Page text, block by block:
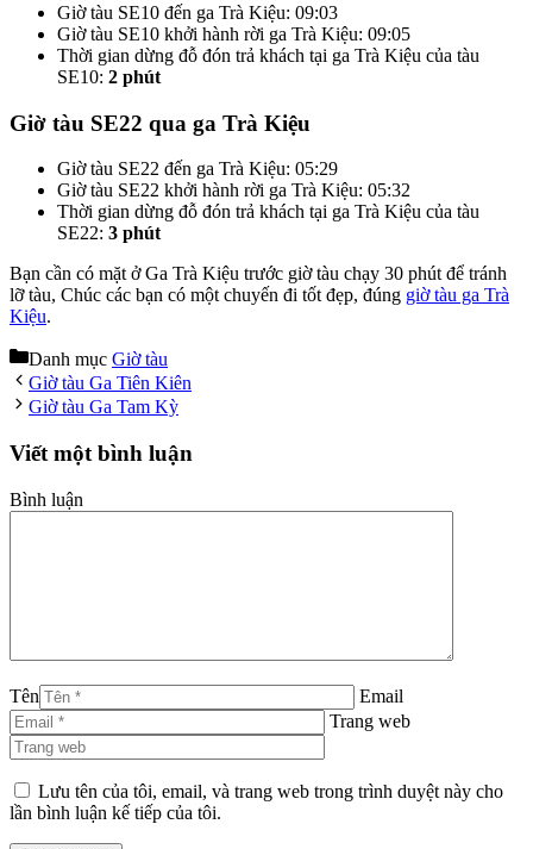
Giờ tàu SE10 đến ga Trà Kiệu: 09:03
Giờ tàu SE10 khởi hành rời ga Trà Kiệu: 09:05
Thời gian dừng đỗ đón trả khách tại ga Trà Kiệu của tàu
SE10: 2 phút
Giờ tàu SE22 qua ga Trà Kiệu
Giờ tàu SE22 đến ga Trà Kiệu: 05:29
Giờ tàu SE22 khởi hành rời ga Trà Kiệu: 05:32
Thời gian dừng đỗ đón trả khách tại ga Trà Kiệu của tàu
SE22: 3 phút
Bạn cần có mặt ở Ga Trà Kiệu trước giờ tàu chạy 30 phút để tránh
lỡ tàu, Chúc các bạn có một chuyến đi tốt đẹp, đúng giờ tàu ga Trà
Kiệu.
Danh mục Giờ tàu
Giờ tàu Ga Tiên Kiên
Giờ tàu Ga Tam Kỳ
Viết một bình luận
Bình luận
Tên
Email
Trang web
Lưu tên của tôi, email, và trang web trong trình duyệt này cho
lần bình luận kế tiếp của tôi.